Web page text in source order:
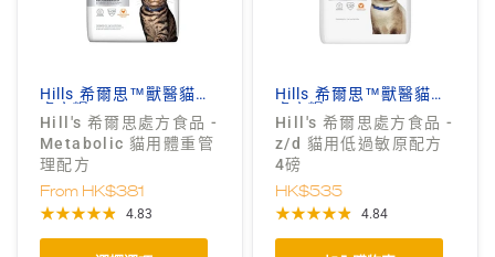
Hills 希爾思™獸醫貓狗
處方糧
Hill's 希爾思處方食品 -
Metabolic 貓用體重管
理配方
From HK$381
4.83
Hills 希爾思™獸醫貓狗
處方糧
Hill's 希爾思處方食品 -
z/d 貓用低過敏原配方
4磅
HK$535
4.84